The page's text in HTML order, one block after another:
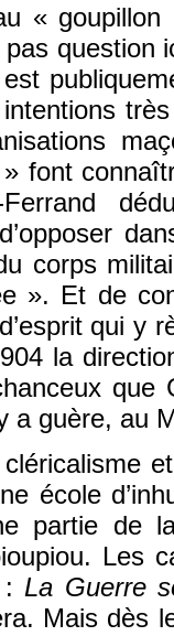
«
pas question
font
Ferrand
corps
». Et de
qui y
la
que
a guère, au
école
partie de
Les
La Guerre
Mais dès